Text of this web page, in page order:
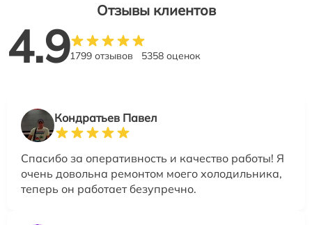
Отзывы клиентов
4.91799 отзывов 5358 оценок
Кондратьев Павел
Спасибо за оперативность и качество работы! Я
очень довольна ремонтом моего холодильника,
теперь он работает безупречно.